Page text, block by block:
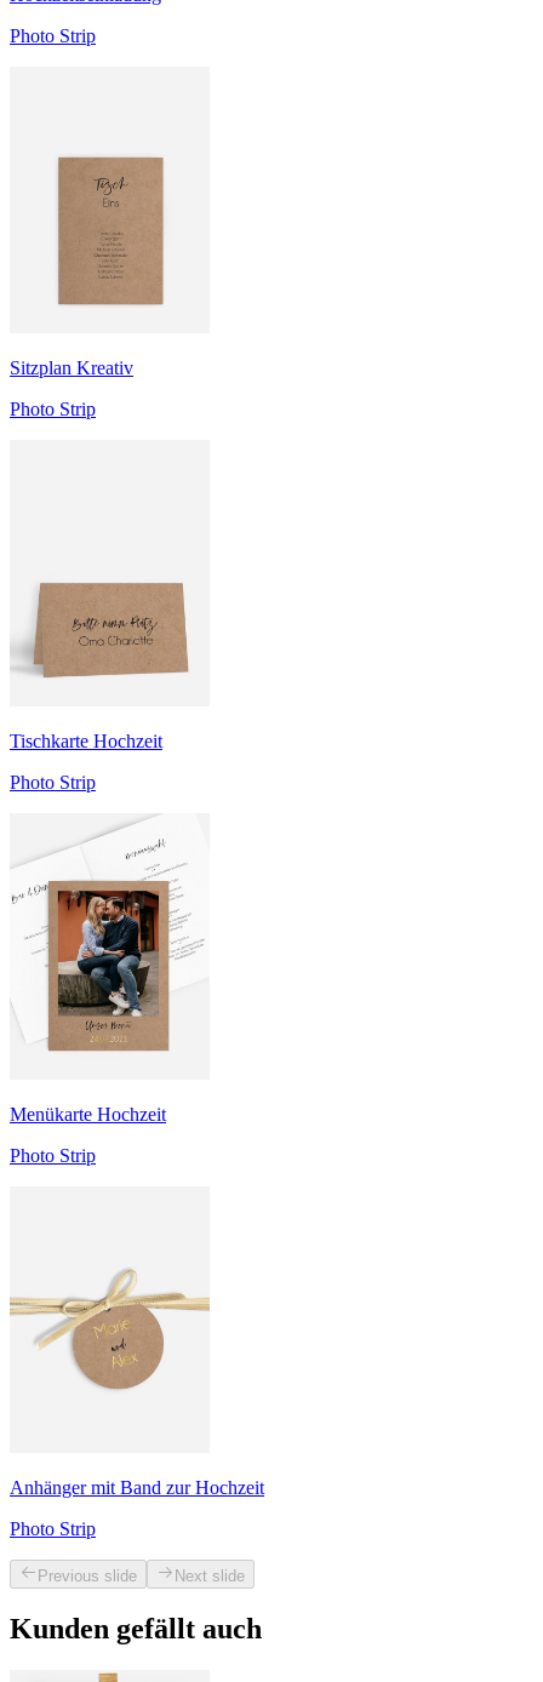
Photo Strip
Sitzplan Kreativ
Photo Strip
Tischkarte Hochzeit
Photo Strip
Menükarte Hochzeit
Photo Strip
Anhänger mit Band zur Hochzeit
Photo Strip
Previous slide Next slide
Kunden gefällt auch